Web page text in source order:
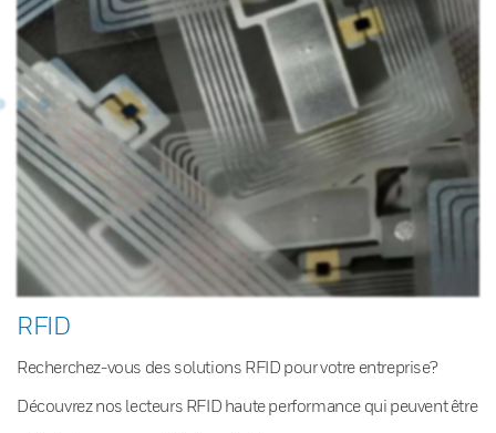
RFID
Recherchez-vous des solutions RFID pour votre entreprise?
Découvrez nos lecteurs RFID haute performance qui peuvent être